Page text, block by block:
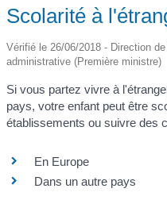
Scolarité à
Vérifié le 26/06/2018 - Direction
administrative (Première ministre)
Si vous partez vivre à
pays, votre enfant peut être
établissements ou suivre des
En Europe
Dans un autre pays